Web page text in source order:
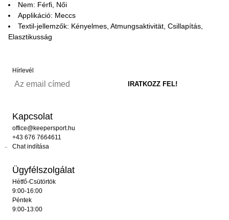
Nem: Férfi, Női
Applikáció: Meccs
Textil-jellemzők: Kényelmes, Atmungsaktivität, Csillapítás,
Elasztikusság
Hírlevél
Kapcsolat
office@keepersport.hu
+43 676 7664611
Chat indítása
Ügyfélszolgálat
Hétfő-Csütörtök
9:00-16:00
Péntek
9:00-13:00